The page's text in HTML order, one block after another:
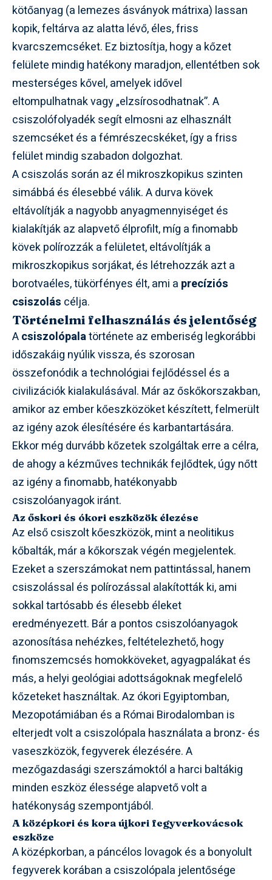
kötőanyag (a lemezes ásványok mátrixa) lassan
kopik, feltárva az alatta lévő, éles, friss
kvarcszemcséket. Ez biztosítja, hogy a kőzet
felülete mindig hatékony maradjon, ellentétben sok
mesterséges kővel, amelyek idővel
eltompulhatnak vagy „elzsírosodhatnak”. A
csiszolófolyadék segít elmosni az elhasznált
szemcséket és a fémrészecskéket, így a friss
felület mindig szabadon dolgozhat.
A csiszolás során az él mikroszkopikus szinten
simábbá és élesebbé válik. A durva kövek
eltávolítják a nagyobb anyagmennyiséget és
kialakítják az alapvető élprofilt, míg a finomabb
kövek polírozzák a felületet, eltávolítják a
mikroszkopikus sorjákat, és létrehozzák azt a
borotvaéles, tükörfényes élt, ami a precíziós
csiszolás célja.
Történelmi felhasználás és jelentőség
Acsiszolópalatörténete az emberiség legkorábbi
időszakáig nyúlik vissza, és szorosan
összefonódik a technológiai fejlődéssel és a
civilizációk kialakulásával. Már az őskőkorszakban,
amikor az ember kőeszközöket készített, felmerült
az igény azok élesítésére és karbantartására.
Ekkor még durvább kőzetek szolgáltak erre a célra,
de ahogy a kézműves technikák fejlődtek, úgy nőtt
az igény a finomabb, hatékonyabb
csiszolóanyagok iránt.
Az őskori és ókori eszközök élezése
Az első csiszolt kőeszközök, mint a neolitikus
kőbalták, már a kőkorszak végén megjelentek.
Ezeket a szerszámokat nem pattintással, hanem
csiszolással és polírozással alakították ki, ami
sokkal tartósabb és élesebb éleket
eredményezett. Bár a pontos csiszolóanyagok
azonosítása nehézkes, feltételezhető, hogy
finomszemcsés homokköveket, agyagpalákat és
más, a helyi geológiai adottságoknak megfelelő
kőzeteket használtak. Az ókori Egyiptomban,
Mezopotámiában és a Római Birodalomban is
elterjedt volt a csiszolópala használata a bronz- és
vaseszközök, fegyverek élezésére. A
mezőgazdasági szerszámoktól a harci baltákig
minden eszköz élessége alapvető volt a
hatékonyság szempontjából.
A középkori és kora újkori fegyverkovácsok
eszköze
A középkorban, a páncélos lovagok és a bonyolult
fegyverek korában a csiszolópala jelentősége